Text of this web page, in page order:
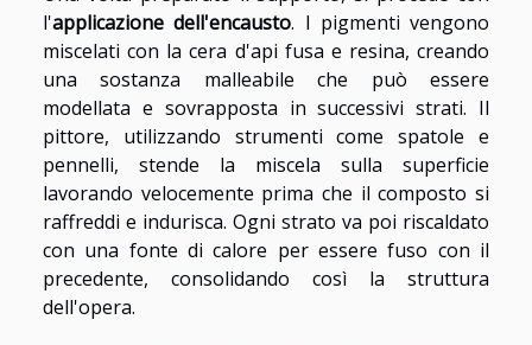
l'applicazione dell'encausto. I pigmenti vengono
miscelati con la cera d'api fusa e resina, creando
una sostanza malleabile che può essere
modellata e sovrapposta in successivi strati. Il
pittore, utilizzando strumenti come spatole e
pennelli, stende la miscela sulla superficie
lavorando velocemente prima che il composto si
raffreddi e indurisca. Ogni strato va poi riscaldato
con una fonte di calore per essere fuso con il
precedente, consolidando così la struttura
dell'opera.